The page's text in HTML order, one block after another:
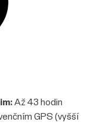
Až 43 hodin
GPS (vyšší